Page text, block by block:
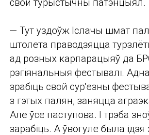
— Тут уздоўж Іслачы шмат
штолета праводзяцца
ад розных карпарацыяў да
рэгіянальныя фестывалі.
зрабіць свой сур'ёзны
з гэтых палян, заняцца
Але ўсё паступова. І трэба
зарабіць. А ўвогуле была ідэя